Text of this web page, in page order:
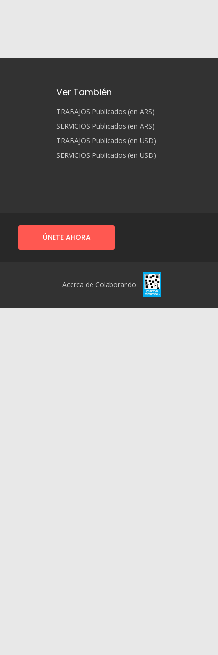
Ver También
TRABAJOS Publicados (en ARS)
SERVICIOS Publicados (en ARS)
TRABAJOS Publicados (en USD)
SERVICIOS Publicados (en USD)
ÚNETE AHORA
Acerca de Colaborando